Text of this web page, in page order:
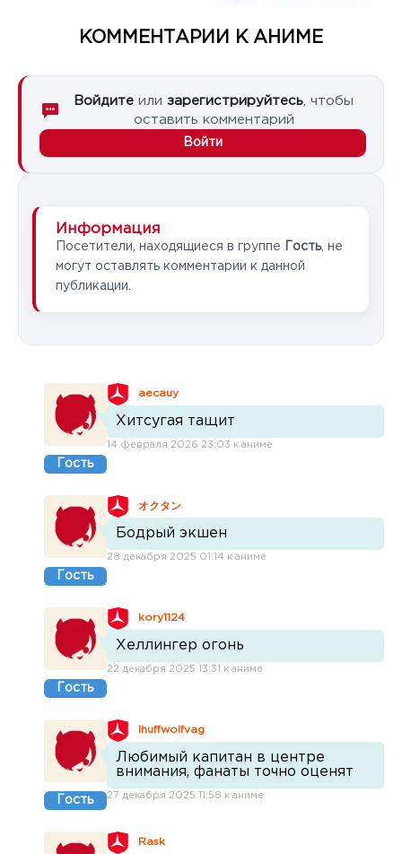
КОММЕНТАРИИ К АНИМЕ
Войдите или зарегистрируйтесь , чтобы
оставить комментарий
Войти
Информация
Посетители, находящиеся в группе Гость, не
могут оставлять комментарии к данной
публикации.
Гость
aecauy
Хитсугая тащит
14 февраля 2026 23:03 к аниме
Гость
オクタン
Бодрый экшен
28 декабря 2025 01:14 к аниме
Гость
kory1124
Хеллингер огонь
22 декабря 2025 13:31 к аниме
Гость
Ihuffwolfvag
Любимый капитан в центре
внимания, фанаты точно оценят
27 декабря 2025 11:58 к аниме
Rask